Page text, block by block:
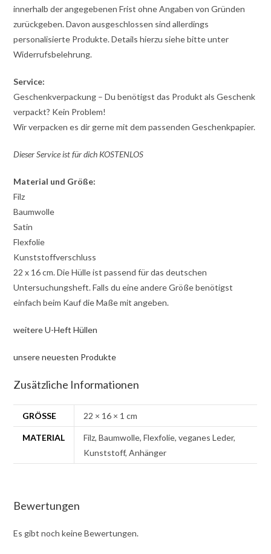
innerhalb der angegebenen Frist ohne Angaben von Gründen
zurückgeben. Davon ausgeschlossen sind allerdings
personalisierte Produkte. Details hierzu siehe bitte unter
Widerrufsbelehrung.
Service:
Geschenkverpackung – Du benötigst das Produkt als Geschenk
verpackt? Kein Problem!
Wir verpacken es dir gerne mit dem passenden Geschenkpapier.
Dieser Service ist für dich KOSTENLOS
Material und Größe:
Filz
Baumwolle
Satin
Flexfolie
Kunststoffverschluss
22 x 16 cm. Die Hülle ist passend für das deutschen
Untersuchungsheft. Falls du eine andere Größe benötigst
einfach beim Kauf die Maße mit angeben.
weitere U-Heft Hüllen
unsere neuesten Produkte
Zusätzliche Informationen
GRÖSSE 22 × 16 × 1 cm
MATERIAL
Filz, Baumwolle, Flexfolie, veganes Leder,
Kunststoff, Anhänger
Bewertungen
Es gibt noch keine Bewertungen.